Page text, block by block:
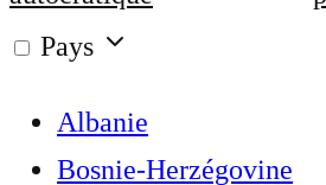
Pays
Albanie
Bosnie-Herzégovine